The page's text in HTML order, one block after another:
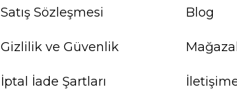
Satış Sözleşmesi
Gizlilik ve Güvenlik
İptal İade Şartları
Blog